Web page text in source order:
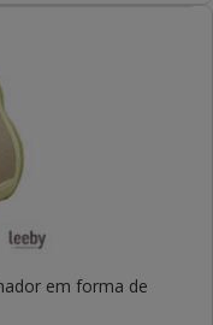
em forma de